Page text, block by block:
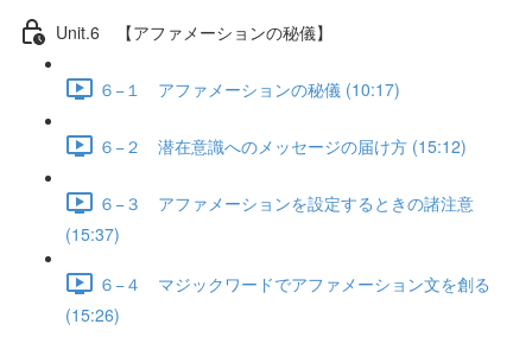
Unit.6 【アファメーションの秘儀】
６−１ アファメーションの秘儀 (10:17)
６−２ 潜在意識へのメッセージの届け方 (15:12)
６−３ アファメーションを設定するときの諸注意
(15:37)
６−４ マジックワードでアファメーション文を創る
(15:26)